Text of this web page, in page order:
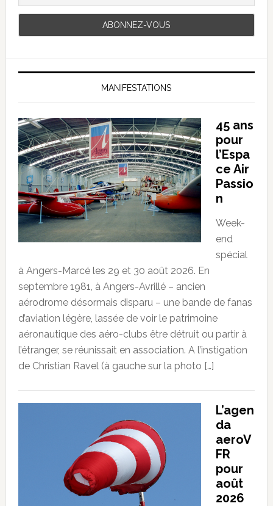
MANIFESTATIONS
45 ans
pour
l’Espa
ce Air
Passio
n
Week-
end
spécial
à Angers-Marcé les 29 et 30 août 2026. En
septembre 1981, à Angers-Avrillé – ancien
aérodrome désormais disparu – une bande de fanas
d’aviation légère, lassée de voir le patrimoine
aéronautique des aéro-clubs être détruit ou partir à
l’étranger, se réunissait en association. A l’instigation
de Christian Ravel (à gauche sur la photo […]
L’agen
da
aeroV
FR
pour
août
2026